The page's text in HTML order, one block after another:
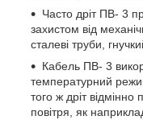
Часто дріт ПВ- 3
захистом від
сталеві труби,
Кабель ПВ- 3
температурний
того ж дріт відмінно
повітря, як